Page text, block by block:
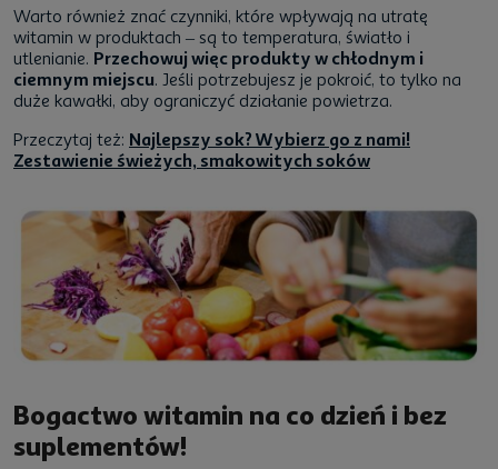
Warto również znać czynniki, które wpływają na utratę
witamin w produktach – są to temperatura, światło i
utlenianie. Przechowuj więc produkty w chłodnym i
ciemnym miejscu. Jeśli potrzebujesz je pokroić, to tylko na
duże kawałki, aby ograniczyć działanie powietrza.
Przeczytaj też: Najlepszy sok? Wybierz go z nami!
Zestawienie świeżych, smakowitych soków
Bogactwo witamin na co dzień i bez
suplementów!